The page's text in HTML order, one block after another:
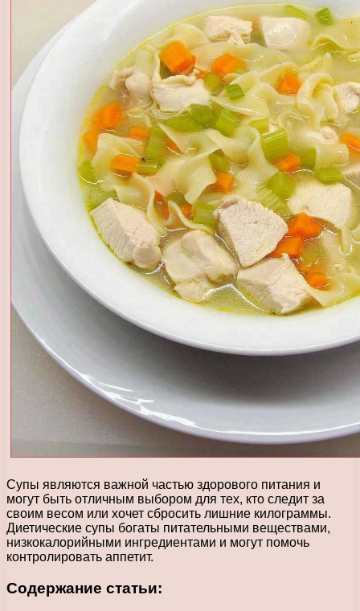
Супы являются важной частью здорового питания и
могут быть отличным выбором для тех, кто следит за
своим весом или хочет сбросить лишние килограммы.
Диетические супы богаты питательными веществами,
низкокалорийными ингредиентами и могут помочь
контролировать аппетит.
Содержание статьи: